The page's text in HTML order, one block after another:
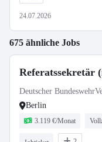
24.07.2026
675 ähnliche Jobs
Referatssekretär
Deutscher
Berlin
3.119 €/Monat